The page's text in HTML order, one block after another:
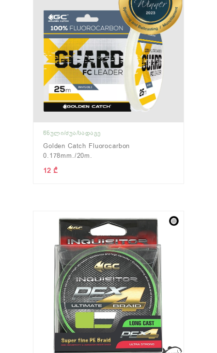
ᲬᲜᲣᲚᲘ/ᲫᲣᲐ/ᲡᲐᲓᲐᲕᲔ
Golden Catch Fluorocarbon
0.178mm./20m.
12 ₾